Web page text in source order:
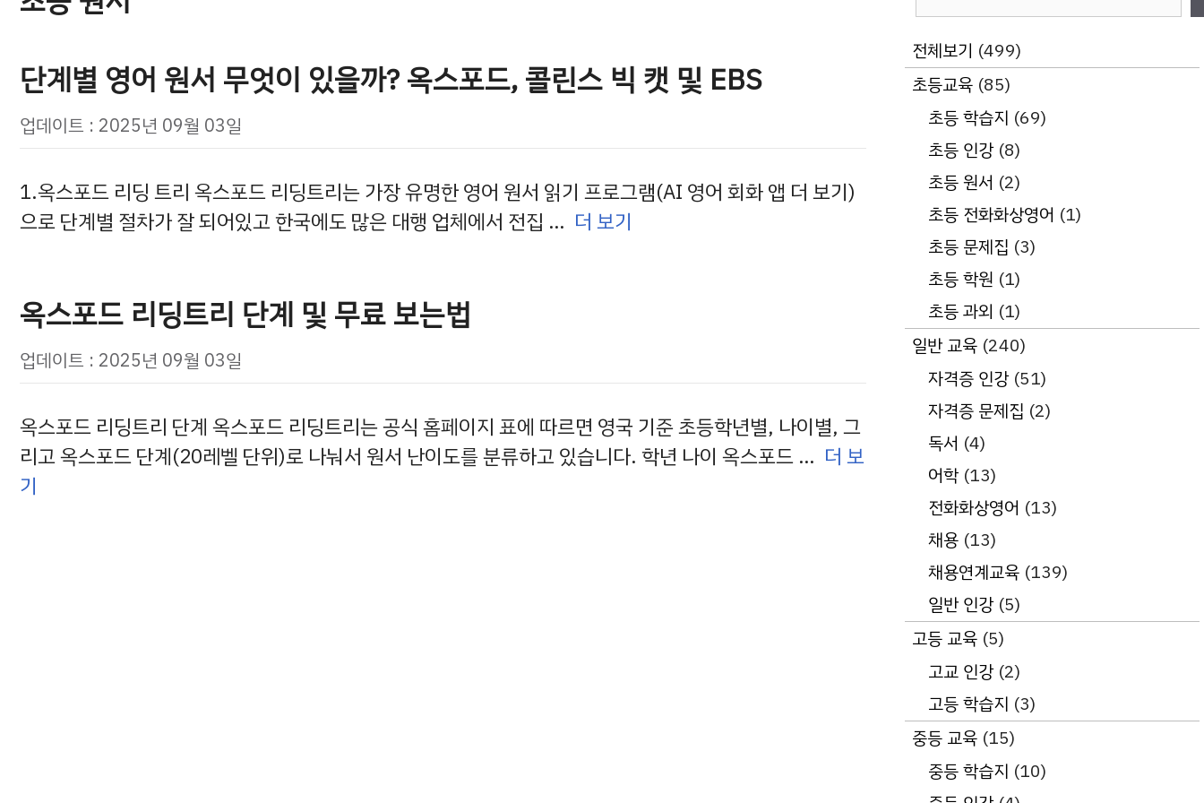
단계별 영어 원서 무엇이 있을까? 옥스포드, 콜린스 빅 캣 및 EBS
업데이트 : 2025년 09월 03일
1.옥스포드 리딩 트리 옥스포드 리딩트리는 가장 유명한 영어 원서 읽기 프로그램(AI 영어 회화 앱 더 보기)
으로 단계별 절차가 잘 되어있고 한국에도 많은 대행 업체에서 전집 … 더 보기
옥스포드 리딩트리 단계 및 무료 보는법
업데이트 : 2025년 09월 03일
옥스포드 리딩트리 단계 옥스포드 리딩트리는 공식 홈페이지 표에 따르면 영국 기준 초등학년별, 나이별, 그
리고 옥스포드 단계(20레벨 단위)로 나눠서 원서 난이도를 분류하고 있습니다. 학년 나이 옥스포드 … 더 보
기
전체보기 (499)
초등교육 (85)
초등 학습지 (69)
초등 인강(8)
초등 원서 (2)
초등 전화화상영어 (1)
초등 문제집 (3)
초등 학원 (1)
초등 과외 (1)
일반 교육 (240)
자격증 인강(51)
자격증 문제집 (2)
독서 (4)
어학 (13)
전화화상영어 (13)
채용 (13)
채용연계교육 (139)
일반 인강(5)
고등 교육 (5)
고교 인강(2)
고등 학습지 (3)
중등 교육 (15)
중등 학습지 (10)